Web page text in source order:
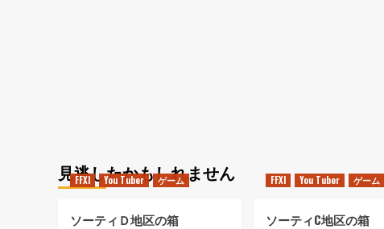
見逃したかもしれません
FFXI You Tuber ゲーム
ソーティＤ地区の箱
FFXI You Tuber ゲーム
ソーティC地区の箱